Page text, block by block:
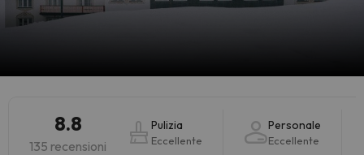
8.8
135 recensioni
Pulizia
Eccellente
Personale
Eccellente